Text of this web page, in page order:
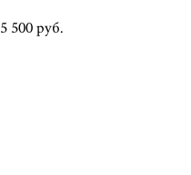
5 500 pуб.